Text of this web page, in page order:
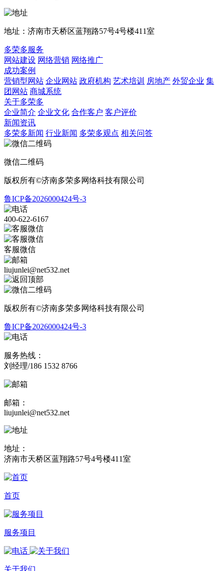
地址：济南市天桥区蓝翔路57号4号楼411室
多荣多服务
网站建设 网络营销 网络推广
成功案例
营销型网站 企业网站 政府机构 艺术培训 房地产 外贸企业 集
团网站 商城系统
关于多荣多
企业简介 企业文化 合作客户 客户评价
新闻资讯
多荣多新闻 行业新闻 多荣多观点 相关问答
微信二维码
版权所有©济南多荣多网络科技有限公司
鲁ICP备2026000424号-3
400-622-6167
客服微信
liujunlei@net532.net
版权所有©济南多荣多网络科技有限公司
鲁ICP备2026000424号-3
服务热线：
刘经理/186 1532 8766
邮箱：
liujunlei@net532.net
地址：
济南市天桥区蓝翔路57号4号楼411室
首页
服务项目
关于我们